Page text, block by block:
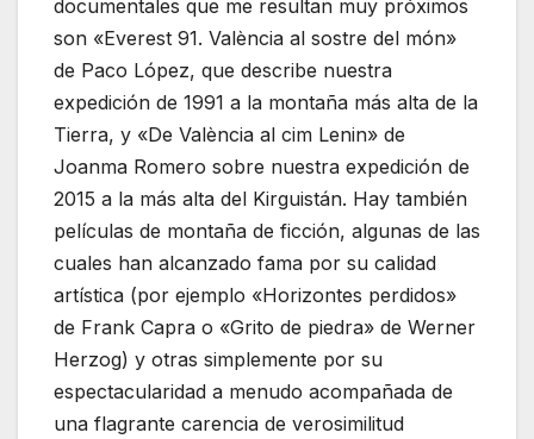
documentales que me resultan muy próximos
son «Everest 91. València al sostre del món»
de Paco López, que describe nuestra
expedición de 1991 a la montaña más alta de la
Tierra, y «De València al cim Lenin» de
Joanma Romero sobre nuestra expedición de
2015 a la más alta del Kirguistán. Hay también
películas de montaña de ficción, algunas de las
cuales han alcanzado fama por su calidad
artística (por ejemplo «Horizontes perdidos»
de Frank Capra o «Grito de piedra» de Werner
Herzog) y otras simplemente por su
espectacularidad a menudo acompañada de
una flagrante carencia de verosimilitud